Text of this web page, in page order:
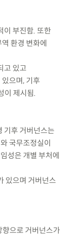
이 부진함. 또한
환경 변화에
고 있고
으며, 기후
이 제시됨.
기후 거버넌스는
국무조정실이
성은 개별 부처에
있으며 거버넌스
으로 거버넌스가